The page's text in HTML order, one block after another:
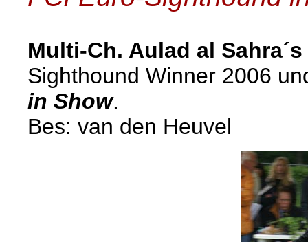
Multi-Ch. Aulad al
Sighthound Winner 2006
in Show.
Bes: van den Heuvel